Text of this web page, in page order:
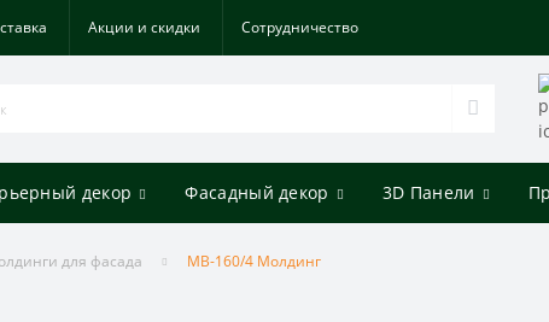
Акции и скидки Cотрудничество
декор Фасадный декор 3D Панели
для фасада МВ-160/4 Молдинг